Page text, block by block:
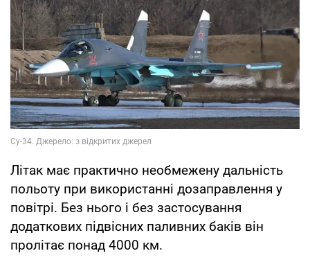
Літак має практично необмежену дальність
польоту при використанні дозаправлення у
повітрі. Без нього і без застосування
додаткових підвісних паливних баків він
пролітає понад 4000 км.